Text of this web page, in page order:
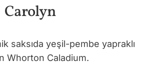
Carolyn
saksıda yeşil-pembe yapraklı
Whorton Caladium.